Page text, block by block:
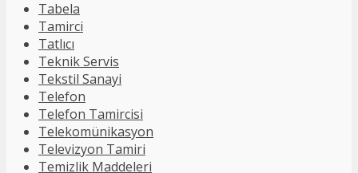
Tabela
Tamirci
Tatlıcı
Teknik Servis
Tekstil Sanayi
Telefon
Telefon Tamircisi
Telekomünikasyon
Televizyon Tamiri
Temizlik Maddeleri